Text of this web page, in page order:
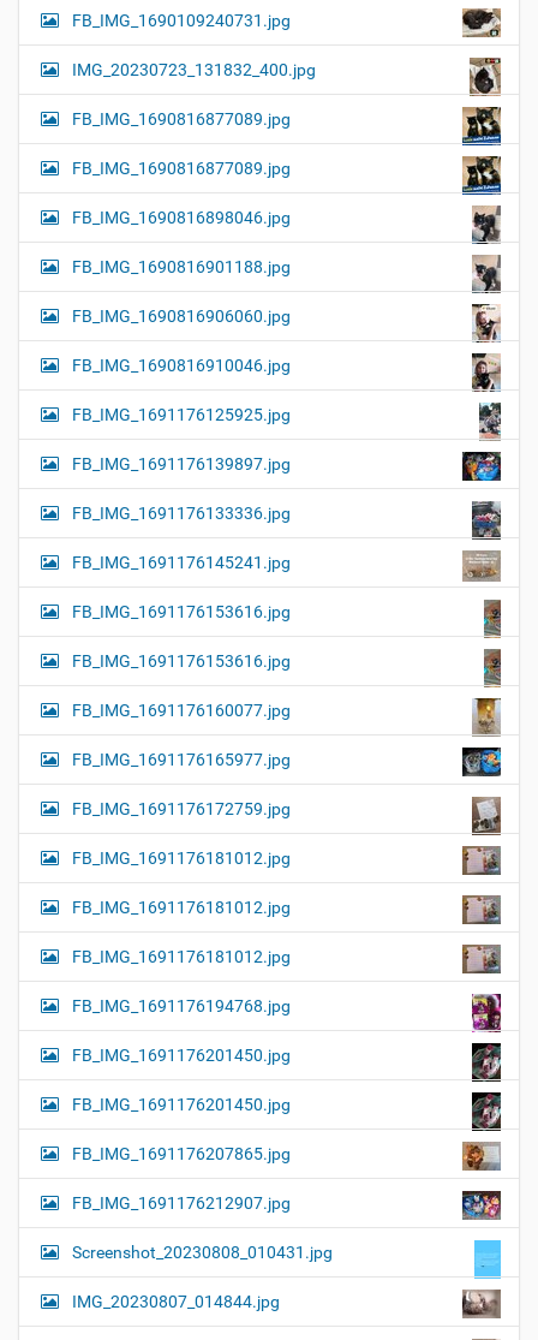
FB_IMG_1690109240731.jpg
IMG_20230723_131832_400.jpg
FB_IMG_1690816877089.jpg
FB_IMG_1690816877089.jpg
FB_IMG_1690816898046.jpg
FB_IMG_1690816901188.jpg
FB_IMG_1690816906060.jpg
FB_IMG_1690816910046.jpg
FB_IMG_1691176125925.jpg
FB_IMG_1691176139897.jpg
FB_IMG_1691176133336.jpg
FB_IMG_1691176145241.jpg
FB_IMG_1691176153616.jpg
FB_IMG_1691176153616.jpg
FB_IMG_1691176160077.jpg
FB_IMG_1691176165977.jpg
FB_IMG_1691176172759.jpg
FB_IMG_1691176181012.jpg
FB_IMG_1691176181012.jpg
FB_IMG_1691176181012.jpg
FB_IMG_1691176194768.jpg
FB_IMG_1691176201450.jpg
FB_IMG_1691176201450.jpg
FB_IMG_1691176207865.jpg
FB_IMG_1691176212907.jpg
Screenshot_20230808_010431.jpg
IMG_20230807_014844.jpg